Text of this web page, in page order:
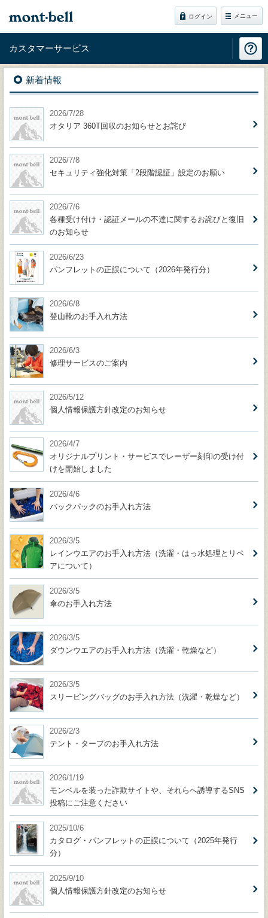
ログイン メニュー
カスタマーサービス
新着情報
2026/7/28
オタリア 360T回収のお知らせとお詫び
2026/7/8
セキュリティ強化対策「2段階認証」設定のお願い
2026/7/6
各種受け付け・認証メールの不達に関するお詫びと復旧
のお知らせ
2026/6/23
パンフレットの正誤について（2026年発行分）
2026/6/8
登山靴のお手入れ方法
2026/6/3
修理サービスのご案内
2026/5/12
個人情報保護方針改定のお知らせ
2026/4/7
オリジナルプリント・サービスでレーザー刻印の受け付
けを開始しました
2026/4/6
バックパックのお手入れ方法
2026/3/5
レインウエアのお手入れ方法（洗濯・はっ水処理とリペ
アについて）
2026/3/5
傘のお手入れ方法
2026/3/5
ダウンウエアのお手入れ方法（洗濯・乾燥など）
2026/3/5
スリーピングバッグのお手入れ方法（洗濯・乾燥など）
2026/2/3
テント・タープのお手入れ方法
2026/1/19
モンベルを装った詐欺サイトや、それらへ誘導するSNS
投稿にご注意ください
2025/10/6
カタログ・パンフレットの正誤について（2025年発行
分）
2025/9/10
個人情報保護方針改定のお知らせ